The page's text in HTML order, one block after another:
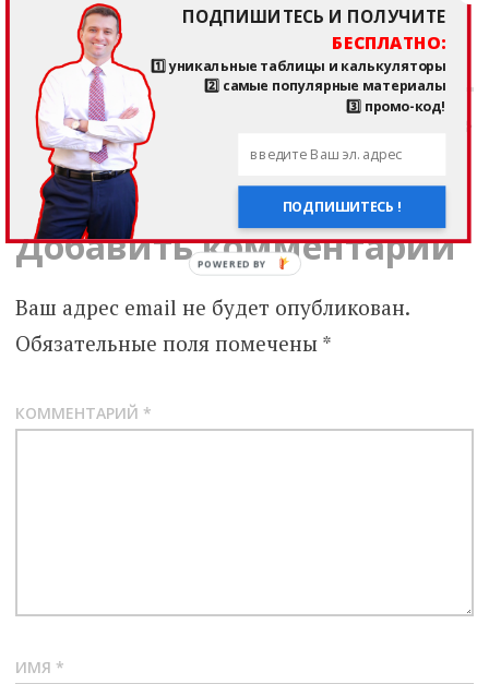
Тимур Мазаев
Post
navigation
Previous Next
Добавить комментарий
Ваш адрес email не будет опубликован.
Обязательные поля помечены *
КОММЕНТАРИЙ *
ИМЯ *
ПОДПИШИТЕСЬ !
ПОДПИШИТЕСЬ И ПОЛУЧИТЕ
БЕСПЛАТНО:
1️⃣ уникальные таблицы и калькуляторы
2️⃣ самые популярные материалы
3️⃣ промо-код!